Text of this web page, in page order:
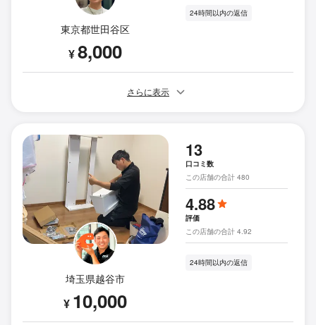
東京都世田谷区
¥8,000
24時間以内の返信
さらに表示
埼玉県越谷市
¥ 10,000
13
口コミ数
この店舗の合計 480
4.88
評価
この店舗の合計 4.92
24時間以内の返信